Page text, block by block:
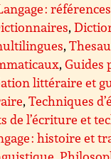
:
,
,
,Guides
littéraire et
,Techniques
de l’écriture et
: histoire et